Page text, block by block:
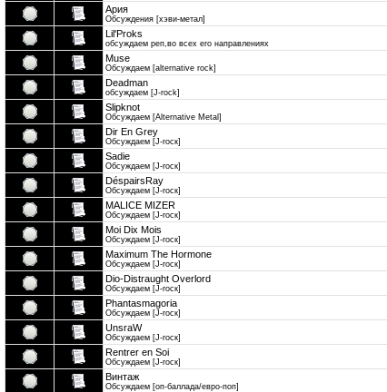
Ария
Обсуждения [хэви-метал]
Lil'Proks
обсуждаем реп,во всех его направлениях
Muse
Обсуждаем [alternative rock]
Deadman
обсуждаем [J-rock]
Slipknot
Обсуждаем [Alternative Metal]
Dir En Grey
Обсуждаем [J-roск]
Sadie
Обсуждаем [J-roск]
DéspairsRay
Обсуждаем [J-roск]
MALICE MIZER
Обсуждаем [J-roск]
Moi Dix Mois
Обсуждаем [J-roск]
Maximum The Hormone
Обсуждаем [J-roск]
Dio-Distraught Overlord
Обсуждаем [J-roск]
Phantasmagoria
Обсуждаем [J-roск]
UnsraW
Обсуждаем [J-roск]
Rentrer en Soi
Обсуждаем [J-roск]
Винтаж
Обсуждаем [оп-баллада/евро-поп]